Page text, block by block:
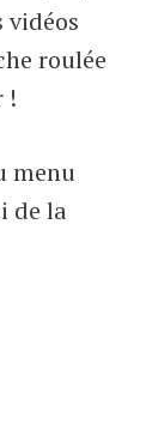
vidéos
roulée
!
menu
de la